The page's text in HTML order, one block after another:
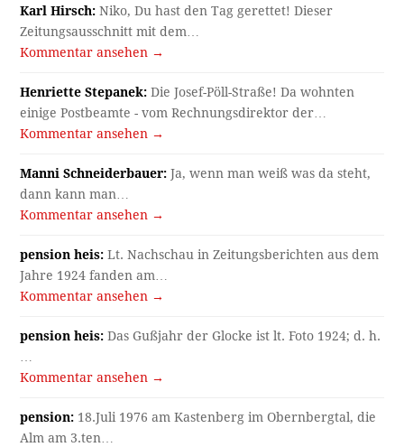
Karl Hirsch: Niko, Du hast den Tag gerettet! Dieser
Zeitungsausschnitt mit dem…
Kommentar ansehen →
Henriette Stepanek: Die Josef-Pöll-Straße! Da wohnten
einige Postbeamte - vom Rechnungsdirektor der…
Kommentar ansehen →
Manni Schneiderbauer: Ja, wenn man weiß was da steht,
dann kann man…
Kommentar ansehen →
pension heis: Lt. Nachschau in Zeitungsberichten aus dem
Jahre 1924 fanden am…
Kommentar ansehen →
pension heis: Das Gußjahr der Glocke ist lt. Foto 1924; d. h.
…
Kommentar ansehen →
pension: 18.Juli 1976 am Kastenberg im Obernbergtal, die
Alm am 3.ten…